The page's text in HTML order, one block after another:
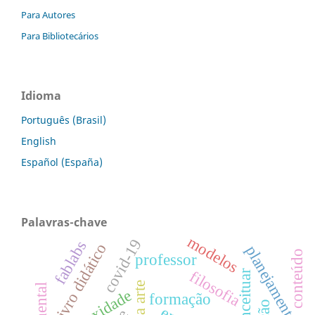
Para Autores
Para Bibliotecários
Idioma
Português (Brasil)
English
Español (España)
Palavras-chave
formaçãofilosofia
covid-19
livro didático planejamento
professormodelos
fablabs conteúdo